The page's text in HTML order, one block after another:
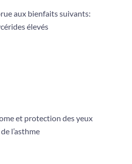
aux bienfaits suivants:
élevés
et protection des yeux
l’asthme